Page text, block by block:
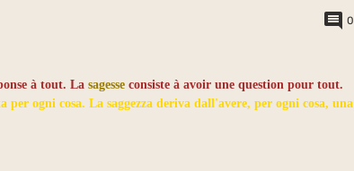
0
à tout. Lasagesse consiste à avoir une question pour tout.
ogni cosa. La saggezza deriva dall'avere, per ogni cosa, una